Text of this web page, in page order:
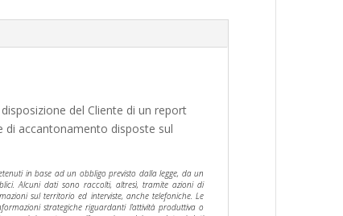
del Cliente di un report
di accantonamento disposte sul
in base ad un obbligo previsto dalla legge, da un
Alcuni dati sono raccolti, altresì, tramite azioni di
sul territorio ed interviste, anche telefoniche. Le
strategiche riguardanti l’attività produttiva o